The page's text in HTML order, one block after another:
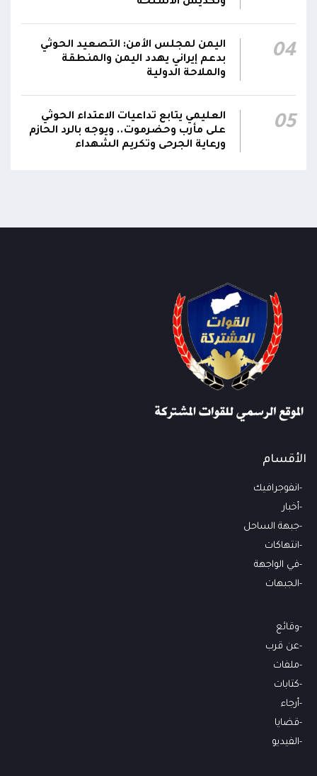
وتكديس الأسلحة
04
اليمن لمجلس الأمن: التصعيد الحوثي
بدعم إيراني يهدد اليمن والمنطقة
والملاحة الدولية
05
العليمي يتابع تداعيات الاعتداء الحوثي
على مأرب وحضرموت.. ويوجه بالرد الحازم
ورعاية الجرحى وتكريم الشهداء
الأقسام
انفوجرافيك
أخبار
جبهة الساحل
انتهاكات
في الواجهة
الجبهات
وقائع
عن قرب
ملفات
كتابات
أرجاء
قضايا
الفيديو